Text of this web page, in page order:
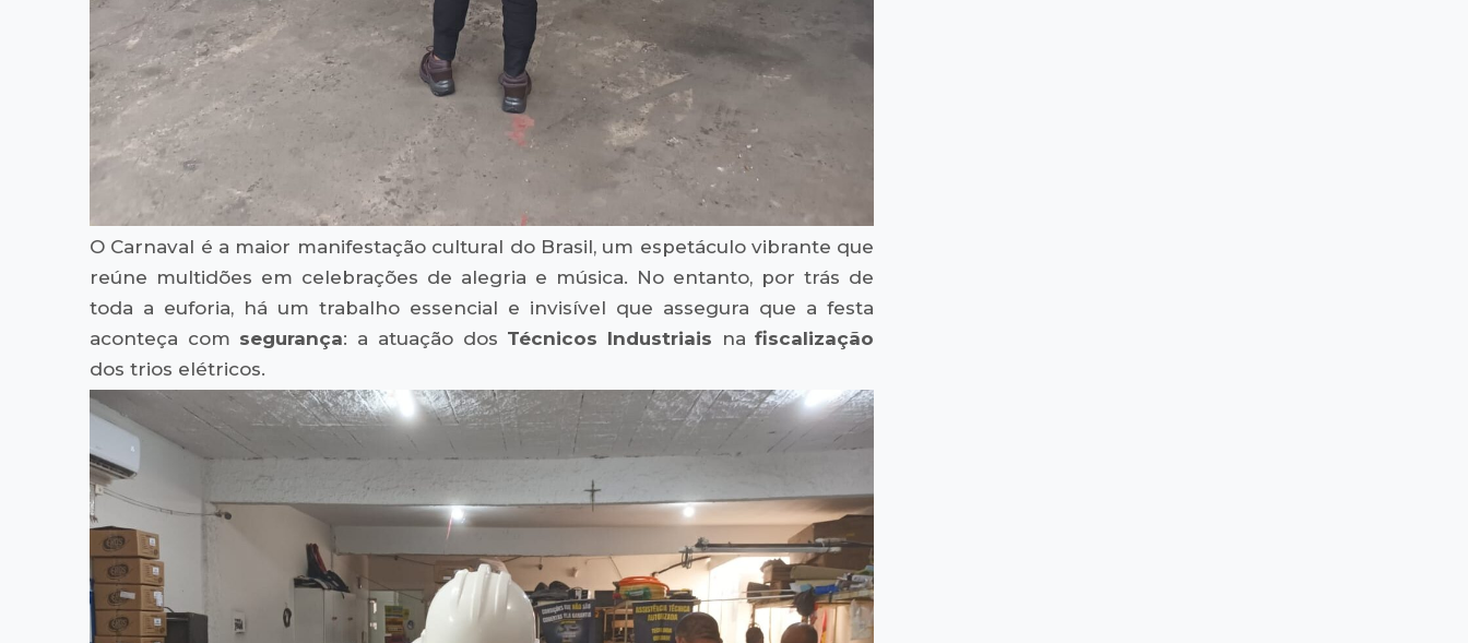
O Carnaval é a maior manifestação cultural do Brasil, um espetáculo vibrante que
reúne multidões em celebrações de alegria e música. No entanto, por trás de
toda a euforia, há um trabalho essencial e invisível que assegura que a festa
aconteça com segurança: a atuação dos Técnicos Industriais nafiscalização
dos trios elétricos.